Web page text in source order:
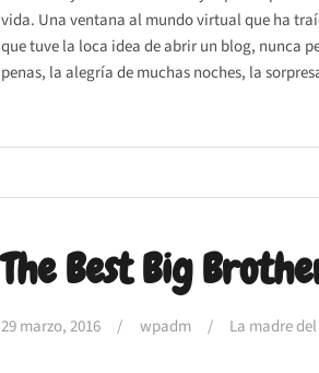
vida. Una ventana al mundo virtual que ha
que tuve la loca idea de abrir un blog, nunca
penas, la alegría de muchas noches, la
The Best Big
29 marzo, 2016 wpadm La madre